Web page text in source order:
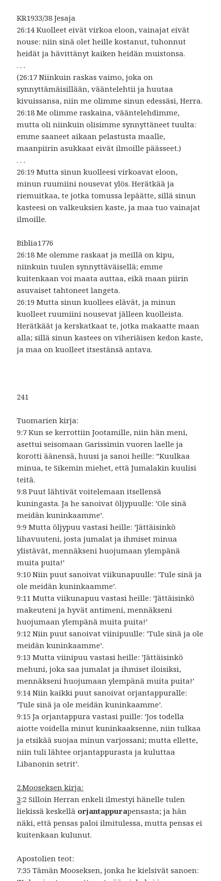
KR1933/38 Jesaja
26:14 Kuolleet eivät virkoa eloon, vainajat eivät
nouse: niin sinä olet heille kostanut, tuhonnut
heidät ja hävittänyt kaiken heidän muistonsa.
. . .
(26:17 Niinkuin raskas vaimo, joka on
synnyttämäisillään, vääntelehtii ja huutaa
kivuissansa, niin me olimme sinun edessäsi, Herra.
26:18 Me olimme raskaina, vääntelehdimme,
mutta oli niinkuin olisimme synnyttäneet tuulta:
emme saaneet aikaan pelastusta maalle,
maanpiirin asukkaat eivät ilmoille päässeet.)
. . .
26:19 Mutta sinun kuolleesi virkoavat eloon,
minun ruumiini nousevat ylös. Herätkää ja
riemuitkaa, te jotka tomussa lepäätte, sillä sinun
kasteesi on valkeuksien kaste, ja maa tuo vainajat
ilmoille.
Biblia1776
26:18 Me olemme raskaat ja meillä on kipu,
niinkuin tuulen synnyttäväisellä; emme
kuitenkaan voi maata auttaa, eikä maan piirin
asuvaiset tahtoneet langeta.
26:19 Mutta sinun kuollees elävät, ja minun
kuolleet ruumiini nousevat jälleen kuolleista.
Herätkäät ja kerskatkaat te, jotka makaatte maan
alla; sillä sinun kastees on viheriäisen kedon kaste,
ja maa on kuolleet itsestänsä antava.
241
Tuomarien kirja:
9:7 Kun se kerrottiin Jootamille, niin hän meni,
asettui seisomaan Garissimin vuoren laelle ja
korotti äänensä, huusi ja sanoi heille: ”Kuulkaa
minua, te Sikemin miehet, että Jumalakin kuulisi
teitä.
9:8 Puut lähtivät voitelemaan itsellensä
kuningasta. Ja he sanoivat öljypuulle: ’Ole sinä
meidän kuninkaamme’.
9:9 Mutta öljypuu vastasi heille: ’Jättäisinkö
lihavuuteni, josta jumalat ja ihmiset minua
ylistävät, mennäkseni huojumaan ylempänä
muita puita!’
9:10 Niin puut sanoivat viikunapuulle: ’Tule sinä ja
ole meidän kuninkaamme’.
9:11 Mutta viikunapuu vastasi heille: ’Jättäisinkö
makeuteni ja hyvät antimeni, mennäkseni
huojumaan ylempänä muita puita!’
9:12 Niin puut sanoivat viinipuulle: ’Tule sinä ja ole
meidän kuninkaamme’.
9:13 Mutta viinipuu vastasi heille: ’Jättäisinkö
mehuni, joka saa jumalat ja ihmiset iloisiksi,
mennäkseni huojumaan ylempänä muita puita!’
9:14 Niin kaikki puut sanoivat orjantappuralle:
’Tule sinä ja ole meidän kuninkaamme’.
9:15 Ja orjantappura vastasi puille: ’Jos todella
aiotte voidella minut kuninkaaksenne, niin tulkaa
ja etsikää suojaa minun varjossani; mutta ellette,
niin tuli lähtee orjantappurasta ja kuluttaa
Libanonin setrit’.
2.Mooseksen kirja:
3:2 Silloin Herran enkeli ilmestyi hänelle tulen
liekissä keskellä orjantappurapensasta; ja hän
näki, että pensas paloi ilmitulessa, mutta pensas ei
kuitenkaan kulunut.
Apostolien teot:
7:35 Tämän Mooseksen, jonka he kielsivät sanoen: